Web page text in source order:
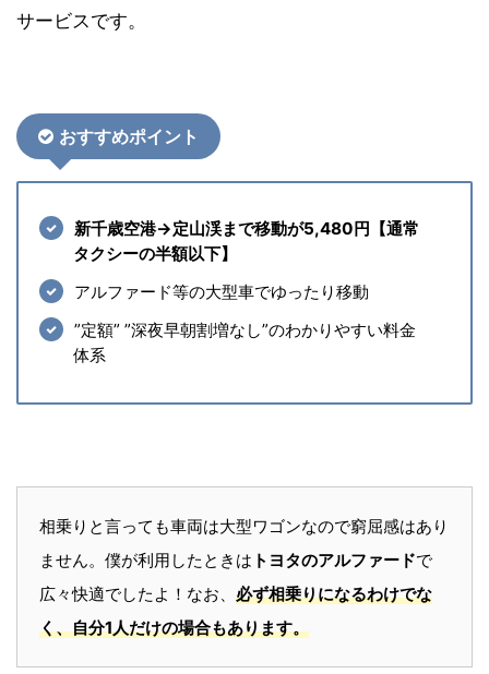
サービスです。
おすすめポイント
新千歳空港→定山渓まで移動が5,480円【通常
タクシーの半額以下】
アルファード等の大型車でゆったり移動
”定額” ”深夜早朝割増なし”のわかりやすい料金
体系
相乗りと言っても車両は大型ワゴンなので窮屈感はあり
ません。僕が利用したときは トヨタのアルファードで
広々快適でしたよ！なお、 必ず相乗りになるわけでな
く、自分1人だけの場合もあります。